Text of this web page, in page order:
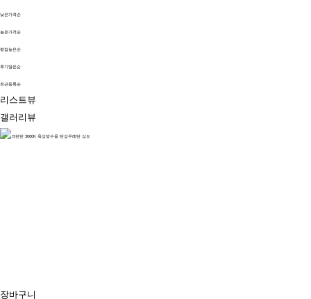
낮은가격순
높은가격순
평점높은순
후기많은순
최근등록순
리스트뷰
갤러리뷰
장바구니